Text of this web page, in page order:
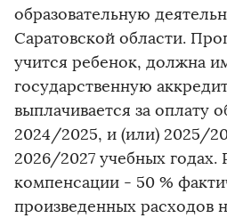
образовательную
Саратовской области.
учится ребенок, должна
государственную
выплачивается за оплату
2024/2025, и (или) 2025/
2026/2027 учебных годах.
компенсации - 50 %
произведенных расходов